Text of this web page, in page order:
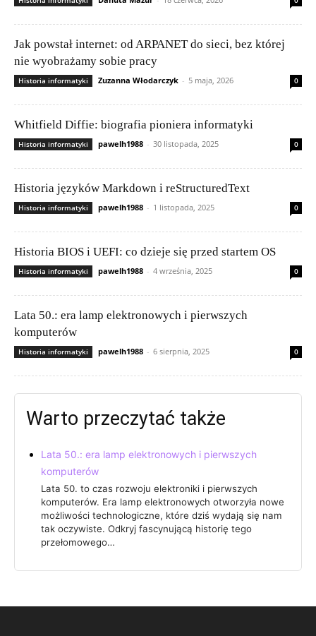
Jak powstał internet: od ARPANET do sieci, bez której
nie wyobrażamy sobie pracy
Historia informatyki Zuzanna Włodarczyk - 5 maja, 2026 0
Whitfield Diffie: biografia pioniera informatyki
Historia informatyki pawelh1988 - 30 listopada, 2025 0
Historia języków Markdown i reStructuredText
Historia informatyki pawelh1988 - 1 listopada, 2025 0
Historia BIOS i UEFI: co dzieje się przed startem OS
Historia informatyki pawelh1988 - 4 września, 2025 0
Lata 50.: era lamp elektronowych i pierwszych
komputerów
Historia informatyki pawelh1988 - 6 sierpnia, 2025 0
Warto przeczytać także
Lata 50.: era lamp elektronowych i pierwszych
komputerów
Lata 50. to czas rozwoju elektroniki i pierwszych
komputerów. Era lamp elektronowych otworzyła nowe
możliwości technologiczne, które dziś wydają się nam
tak oczywiste. Odkryj fascynującą historię tego
przełomowego…